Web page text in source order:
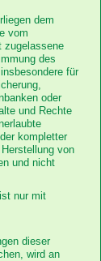
dem
vom
zugelassene
des
für
oder
und Rechte
kompletter
von
und nicht
nur mit
dieser
wird an